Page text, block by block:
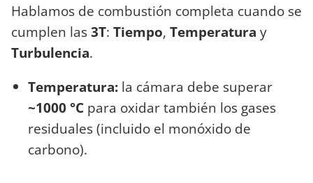
Hablamos de combustión completa cuando se
cumplen las3T: Tiempo, Temperatura y
Turbulencia.
Temperatura: la cámara debe superar
~1000 °C para oxidar también los gases
residuales (incluido el monóxido de
carbono).